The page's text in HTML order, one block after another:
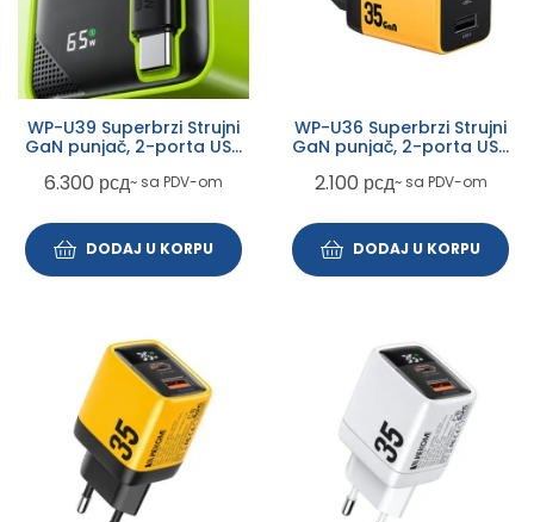
WP-U39 Superbrzi Strujni
GaN punjač, 2-porta USB
displlejom i USB 3.1 tip C
6.300 рсд~ sa PDV-om
DODAJ U KORPU
WP-U36 Superbrzi Strujni
GaN punjač, 2-porta USB
2.100 рсд~ sa PDV-om
DODAJ U KORPU